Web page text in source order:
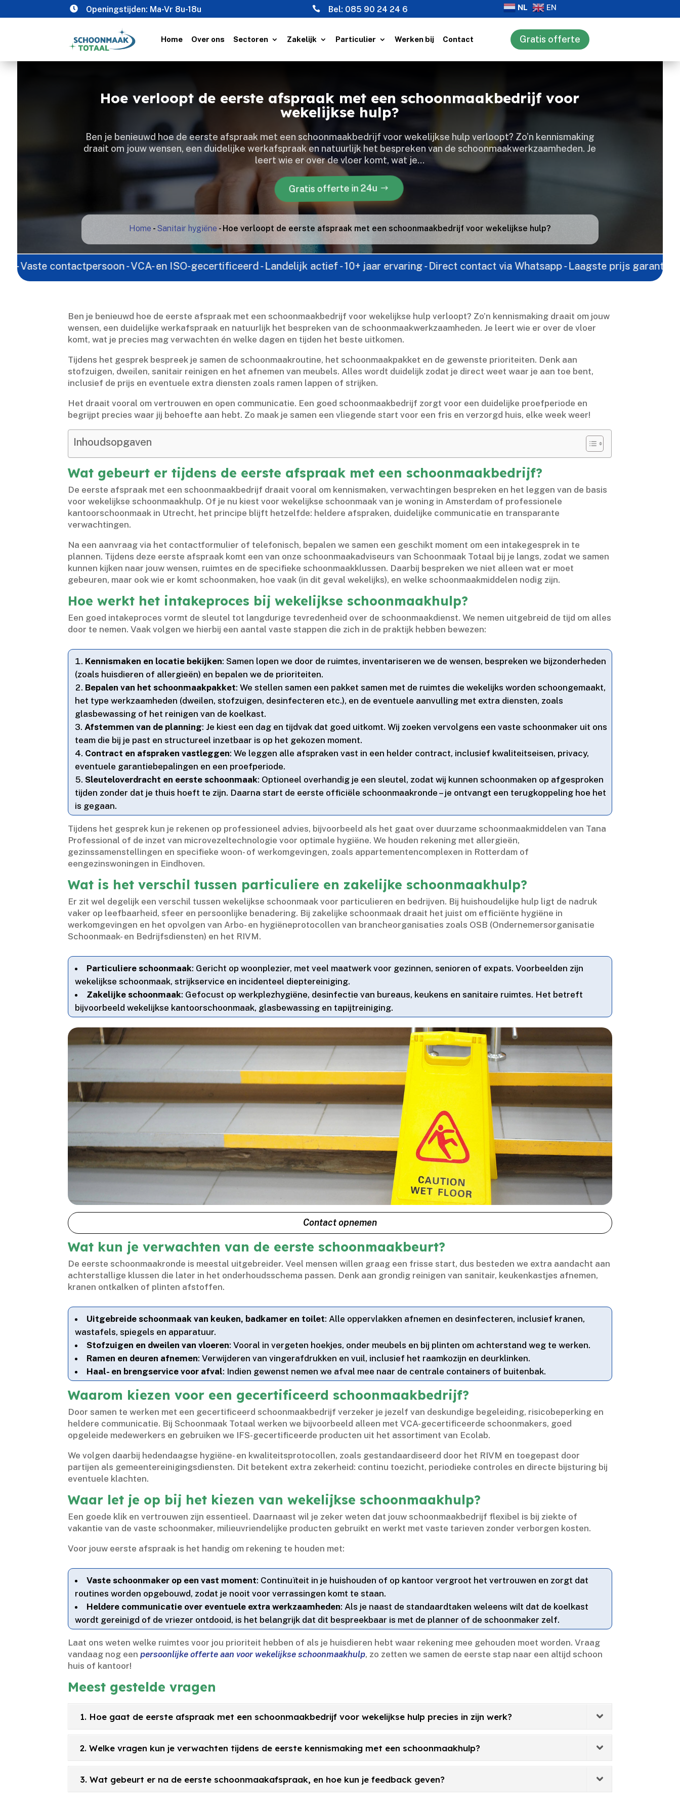
 Openingstijden: Ma-Vr 8u-18u  Bel: 085 90 24 24 6 NL EN
Home Over ons Sectoren Zakelijk Particulier Werken bij Contact Gratis offerte
Hoe verloopt de eerste afspraak met een schoonmaakbedrijf voor
wekelijkse hulp?
Ben je benieuwd hoe de eerste afspraak met een schoonmaakbedrijf voor wekelijkse hulp verloopt? Zo’n kennismaking
draait om jouw wensen, een duidelijke werkafspraak en natuurlijk het bespreken van de schoonmaakwerkzaamheden.​ Je
leert wie er over de vloer komt, wat je…
Gratis offerte in 24u
Home - Sanitair hygiëne - Hoe verloopt de eerste afspraak met een schoonmaakbedrijf voor wekelijkse hulp?
- VCA- en ISO-gecertificeerd - Landelijk actief - 10+ jaar ervaring - Direct contact via Whatsapp - Laagste prijs garantie - Gratis
Ben je benieuwd hoe de eerste afspraak met een schoonmaakbedrijf voor wekelijkse hulp verloopt? Zo’n kennismaking draait om jouw
wensen, een duidelijke werkafspraak en natuurlijk het bespreken van de schoonmaakwerkzaamheden.​ Je leert wie er over de vloer
komt, wat je precies mag verwachten én welke dagen en tijden het beste uitkomen.​
Tijdens het gesprek bespreek je samen de schoonmaakroutine, het schoonmaakpakket en de gewenste prioriteiten.​ Denk aan
stofzuigen, dweilen, sanitair reinigen en het afnemen van meubels.​ Alles wordt duidelijk zodat je direct weet waar je aan toe bent,
inclusief de prijs en eventuele extra diensten zoals ramen lappen of strijken.​
Het draait vooral om vertrouwen en open communicatie.​ Een goed schoonmaakbedrijf zorgt voor een duidelijke proefperiode en
begrijpt precies waar jij behoefte aan hebt.​ Zo maak je samen een vliegende start voor een fris en verzorgd huis, elke week weer!
Inhoudsopgaven
Wat gebeurt er tijdens de eerste afspraak met een schoonmaakbedrijf?
De eerste afspraak met een schoonmaakbedrijf draait vooral om kennismaken, verwachtingen bespreken en het leggen van de basis
voor wekelijkse schoonmaakhulp.​ Of je nu kiest voor wekelijkse schoonmaak van je woning in Amsterdam of professionele
kantoorschoonmaak in Utrecht, het principe blijft hetzelfde: heldere afspraken, duidelijke communicatie en transparante
verwachtingen.​
Na een aanvraag via het contactformulier of telefonisch, bepalen we samen een geschikt moment om een intakegesprek in te
plannen.​ Tijdens deze eerste afspraak komt een van onze schoonmaakadviseurs van Schoonmaak Totaal bij je langs, zodat we samen
kunnen kijken naar jouw wensen, ruimtes en de specifieke schoonmaakklussen.​ Daarbij bespreken we niet alleen wat er moet
gebeuren, maar ook wie er komt schoonmaken, hoe vaak (in dit geval wekelijks), en welke schoonmaakmiddelen nodig zijn.​
Hoe werkt het intakeproces bij wekelijkse schoonmaakhulp?
Een goed intakeproces vormt de sleutel tot langdurige tevredenheid over de schoonmaakdienst.​ We nemen uitgebreid de tijd om alles
door te nemen.​ Vaak volgen we hierbij een aantal vaste stappen die zich in de praktijk hebben bewezen:
Kennismaken en locatie bekijken: Samen lopen we door de ruimtes, inventariseren we de wensen, bespreken we bijzonderheden
(zoals huisdieren of allergieën) en bepalen we de prioriteiten.​
Bepalen van het schoonmaakpakket: We stellen samen een pakket samen met de ruimtes die wekelijks worden schoongemaakt,
het type werkzaamheden (dweilen, stofzuigen, desinfecteren etc.​), en de eventuele aanvulling met extra diensten, zoals
glasbewassing of het reinigen van de koelkast.​
Afstemmen van de planning: Je kiest een dag en tijdvak dat goed uitkomt.​ Wij zoeken vervolgens een vaste schoonmaker uit ons
team die bij je past en structureel inzetbaar is op het gekozen moment.​
Contract en afspraken vastleggen: We leggen alle afspraken vast in een helder contract, inclusief kwaliteitseisen, privacy,
eventuele garantiebepalingen en een proefperiode.​
Sleuteloverdracht en eerste schoonmaak: Optioneel overhandig je een sleutel, zodat wij kunnen schoonmaken op afgesproken
tijden zonder dat je thuis hoeft te zijn.​ Daarna start de eerste officiële schoonmaakronde – je ontvangt een terugkoppeling hoe het
is gegaan.​
Tijdens het gesprek kun je rekenen op professioneel advies, bijvoorbeeld als het gaat over duurzame schoonmaakmiddelen van Tana
Professional of de inzet van microvezeltechnologie voor optimale hygiëne.​ We houden rekening met allergieën,
gezinssamenstellingen en specifieke woon- of werkomgevingen, zoals appartementencomplexen in Rotterdam of
eengezinswoningen in Eindhoven.​
Wat is het verschil tussen particuliere en zakelijke schoonmaakhulp?
Er zit wel degelijk een verschil tussen wekelijkse schoonmaak voor particulieren en bedrijven.​ Bij huishoudelijke hulp ligt de nadruk
vaker op leefbaarheid, sfeer en persoonlijke benadering.​ Bij zakelijke schoonmaak draait het juist om efficiënte hygiëne in
werkomgevingen en het opvolgen van Arbo- en hygiëneprotocollen van brancheorganisaties zoals OSB (Ondernemersorganisatie
Schoonmaak- en Bedrijfsdiensten) en het RIVM.​
Particuliere schoonmaak: Gericht op woonplezier, met veel maatwerk voor gezinnen, senioren of expats.​ Voorbeelden zijn
wekelijkse schoonmaak, strijkservice en incidenteel dieptereiniging.​
Zakelijke schoonmaak: Gefocust op werkplezhygiëne, desinfectie van bureaus, keukens en sanitaire ruimtes.​ Het betreft
bijvoorbeeld wekelijkse kantoorschoonmaak, glasbewassing en tapijtreiniging.​
Contact opnemen
Wat kun je verwachten van de eerste schoonmaakbeurt?
De eerste schoonmaakronde is meestal uitgebreider.​ Veel mensen willen graag een frisse start, dus besteden we extra aandacht aan
achterstallige klussen die later in het onderhoudsschema passen.​ Denk aan grondig reinigen van sanitair, keukenkastjes afnemen,
kranen ontkalken of plinten afstoffen.​
Uitgebreide schoonmaak van keuken, badkamer en toilet: Alle oppervlakken afnemen en desinfecteren, inclusief kranen,
wastafels, spiegels en apparatuur.​
Stofzuigen en dweilen van vloeren: Vooral in vergeten hoekjes, onder meubels en bij plinten om achterstand weg te werken.​
Ramen en deuren afnemen: Verwijderen van vingerafdrukken en vuil, inclusief het raamkozijn en deurklinken.​
Haal- en brengservice voor afval: Indien gewenst nemen we afval mee naar de centrale containers of buitenbak.​
Waarom kiezen voor een gecertificeerd schoonmaakbedrijf?
Door samen te werken met een gecertificeerd schoonmaakbedrijf verzeker je jezelf van deskundige begeleiding, risicobeperking en
heldere communicatie.​ Bij Schoonmaak Totaal werken we bijvoorbeeld alleen met VCA-gecertificeerde schoonmakers, goed
opgeleide medewerkers en gebruiken we IFS-gecertificeerde producten uit het assortiment van Ecolab.​
We volgen daarbij hedendaagse hygiëne- en kwaliteitsprotocollen, zoals gestandaardiseerd door het RIVM en toegepast door
partijen als gemeentereinigingsdiensten.​ Dit betekent extra zekerheid: continu toezicht, periodieke controles en directe bijsturing bij
eventuele klachten.​
Waar let je op bij het kiezen van wekelijkse schoonmaakhulp?
Een goede klik en vertrouwen zijn essentieel.​ Daarnaast wil je zeker weten dat jouw schoonmaakbedrijf flexibel is bij ziekte of
vakantie van de vaste schoonmaker, milieuvriendelijke producten gebruikt en werkt met vaste tarieven zonder verborgen kosten.​
Voor jouw eerste afspraak is het handig om rekening te houden met:
Vaste schoonmaker op een vast moment: Continuïteit in je huishouden of op kantoor vergroot het vertrouwen en zorgt dat
routines worden opgebouwd, zodat je nooit voor verrassingen komt te staan.​
Heldere communicatie over eventuele extra werkzaamheden: Als je naast de standaardtaken weleens wilt dat de koelkast
wordt gereinigd of de vriezer ontdooid, is het belangrijk dat dit bespreekbaar is met de planner of de schoonmaker zelf.​
Laat ons weten welke ruimtes voor jou prioriteit hebben of als je huisdieren hebt waar rekening mee gehouden moet worden.​ Vraag
vandaag nog eenpersoonlijke offerte aan voor wekelijkse schoonmaakhulp, zo zetten we samen de eerste stap naar een altijd schoon
huis of kantoor!
Meest gestelde vragen
1. Hoe gaat de eerste afspraak met een schoonmaakbedrijf voor wekelijkse hulp precies in zijn werk?
2. Welke vragen kun je verwachten tijdens de eerste kennismaking met een schoonmaakhulp?
3. Wat gebeurt er na de eerste schoonmaakafspraak, en hoe kun je feedback geven?